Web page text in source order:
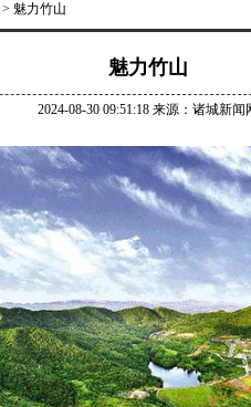
> 魅力竹山
魅力竹山
2024-08-30 09:51:18 来源：诸城新闻